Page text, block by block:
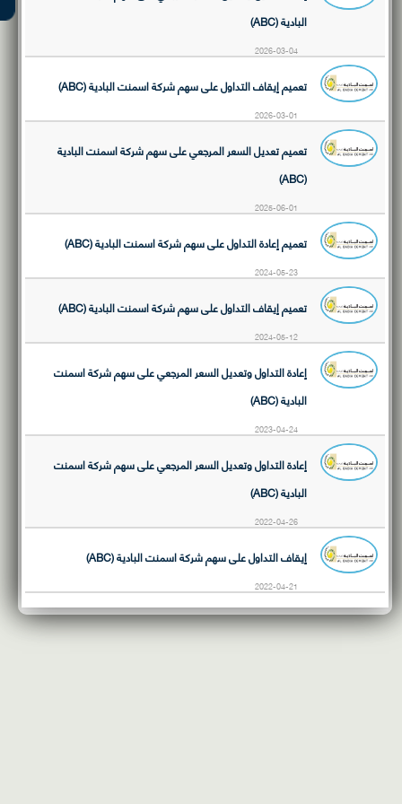
البادية (ABC)
2026-03-04
تعميم إيقاف التداول على سهم شركة اسمنت البادية (ABC)
2026-03-01
تعميم تعديل السعر المرجعي على سهم شركة اسمنت البادية
(ABC)
2025-06-01
تعميم إعادة التداول على سهم شركة اسمنت البادية (ABC)
2024-05-23
تعميم إيقاف التداول على سهم شركة اسمنت البادية (ABC)
2024-05-12
إعادة التداول وتعديل السعر المرجعي على سهم شركة اسمنت
البادية (ABC)
2023-04-24
إعادة التداول وتعديل السعر المرجعي على سهم شركة اسمنت
البادية (ABC)
2022-04-26
إيقاف التداول على سهم شركة اسمنت البادية (ABC)
2022-04-21